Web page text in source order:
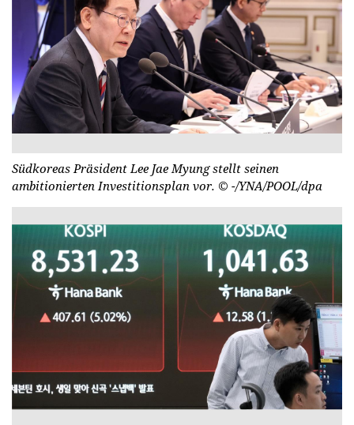
Südkoreas Präsident Lee Jae Myung stellt seinen
ambitionierten Investitionsplan vor. © -/YNA/POOL/dpa